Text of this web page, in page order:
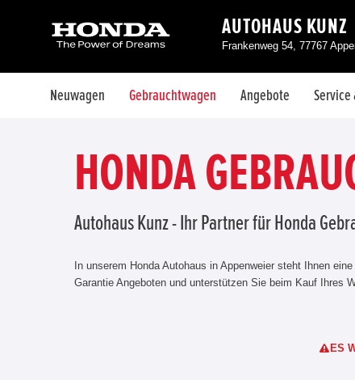
AUTOHAUS KUNZ
Frankenweg 54, 77767
Neuwagen Gebrauchtwagen Angebote Service
HONDA
Autohaus Kunz - Ihr Partner für Honda
In unserem Honda Autohaus in Appenweier steht Ihnen
Garantie Angeboten und unterstützen Sie beim Kauf Ihres
ES